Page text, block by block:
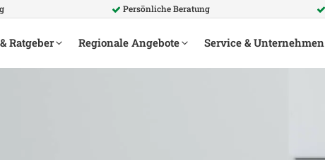
Persönliche Beratung
Ratgeber Regionale Angebote Service & Unternehmen